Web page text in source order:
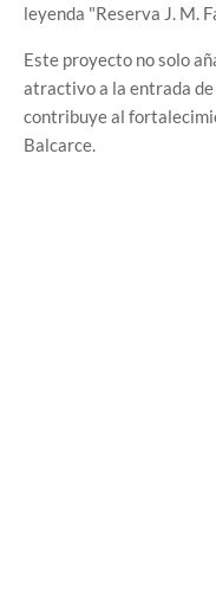
leyenda "Reserva J. M.
Este proyecto no solo
atractivo a la entrada de
contribuye al
Balcarce.